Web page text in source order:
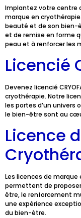
Implantez votre centre
marque en
beauté et de son bien-
et de remise en forme
peau et à renforcer les
Licencié
Devenez licencié
cryothérapie. Notre
les portes d’un univers
le bien-être sont au
Licence
Les licences de marque
permettent de
être, le renforcement
une expérience
du bien-être.